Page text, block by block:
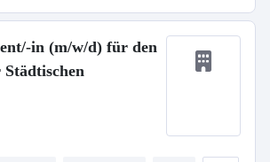
in (m/w/d) für den